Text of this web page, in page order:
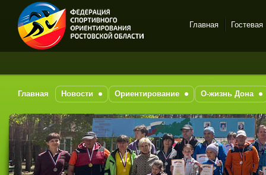
Спортивное
на-Дону
Главная Гостевая
Главная Новости Ориентирование О-жизнь Дона